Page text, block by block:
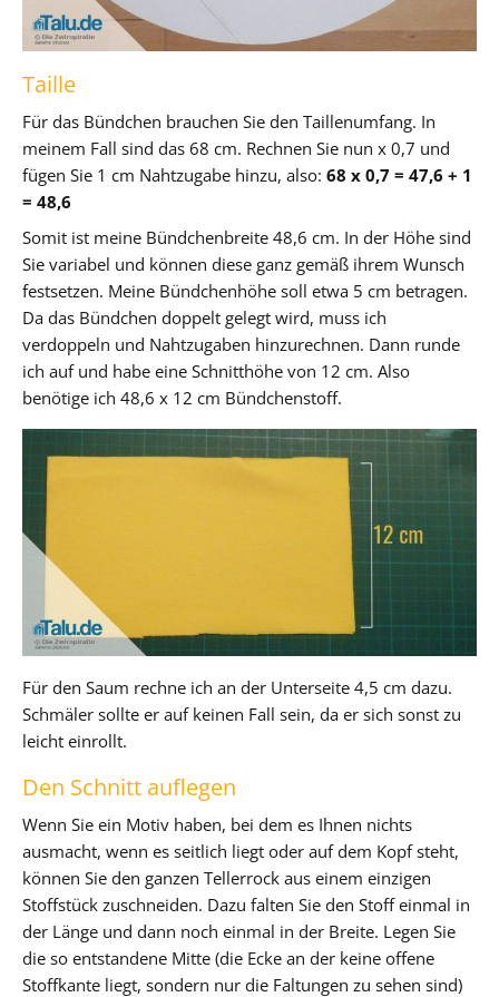
Taille
Für das Bündchen brauchen Sie den Taillenumfang. In
meinem Fall sind das 68 cm. Rechnen Sie nun x 0,7 und
fügen Sie 1 cm Nahtzugabe hinzu, also: 68 x 0,7 = 47,6 + 1
= 48,6
Somit ist meine Bündchenbreite 48,6 cm. In der Höhe sind
Sie variabel und können diese ganz gemäß ihrem Wunsch
festsetzen. Meine Bündchenhöhe soll etwa 5 cm betragen.
Da das Bündchen doppelt gelegt wird, muss ich
verdoppeln und Nahtzugaben hinzurechnen. Dann runde
ich auf und habe eine Schnitthöhe von 12 cm. Also
benötige ich 48,6 x 12 cm Bündchenstoff.
Für den Saum rechne ich an der Unterseite 4,5 cm dazu.
Schmäler sollte er auf keinen Fall sein, da er sich sonst zu
leicht einrollt.
Den Schnitt auflegen
Wenn Sie ein Motiv haben, bei dem es Ihnen nichts
ausmacht, wenn es seitlich liegt oder auf dem Kopf steht,
können Sie den ganzen Tellerrock aus einem einzigen
Stoffstück zuschneiden. Dazu falten Sie den Stoff einmal in
der Länge und dann noch einmal in der Breite. Legen Sie
die so entstandene Mitte (die Ecke an der keine offene
Stoffkante liegt, sondern nur die Faltungen zu sehen sind)